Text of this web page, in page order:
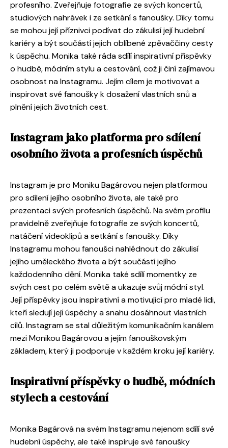
profesního. Zveřejňuje fotografie ze svých koncertů,
studiových nahrávek i ze setkání s fanoušky. Díky tomu
se mohou její příznivci podívat do zákulisí její hudební
kariéry a být součástí jejich oblíbené zpěvaččiny cesty
k úspěchu. Monika také ráda sdílí inspirativní příspěvky
o hudbě, módním stylu a cestování, což ji činí zajímavou
osobnost na Instagramu. Jejím cílem je motivovat a
inspirovat své fanoušky k dosažení vlastních snů a
plnění jejich životních cest.
Instagram jako platforma pro sdílení
osobního života a profesních úspěchů
Instagram je pro Moniku Bagárovou nejen platformou
pro sdílení jejího osobního života, ale také pro
prezentaci svých profesních úspěchů. Na svém profilu
pravidelně zveřejňuje fotografie ze svých koncertů,
natáčení videoklipů a setkání s fanoušky. Díky
Instagramu mohou fanoušci nahlédnout do zákulisí
jejího uměleckého života a být součástí jejího
každodenního dění. Monika také sdílí momentky ze
svých cest po celém světě a ukazuje svůj módní styl.
Její příspěvky jsou inspirativní a motivující pro mladé lidi,
kteří sledují její úspěchy a snahu dosáhnout vlastních
cílů. Instagram se stal důležitým komunikačním kanálem
mezi Monikou Bagárovou a jejím fanouškovským
základem, který ji podporuje v každém kroku její kariéry.
Inspirativní příspěvky o hudbě, módních
stylech a cestování
Monika Bagárová na svém Instagramu nejenom sdílí své
hudební úspěchy, ale také inspiruje své fanoušky